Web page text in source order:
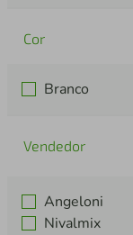
Cor
Branco
Angeloni
Nivalmix